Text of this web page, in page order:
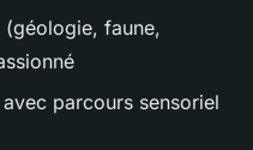
(géologie, faune,
parcours sensoriel